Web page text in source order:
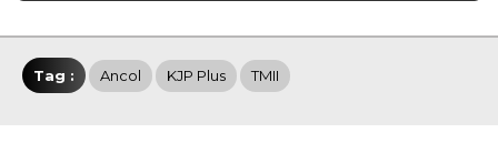
Tag : Ancol KJP Plus TMII